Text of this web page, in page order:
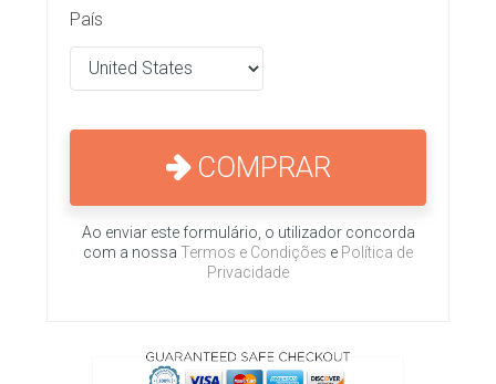
País
COMPRAR
Ao enviar este formulário, o utilizador concorda
com a nossa Termos e Condições e Política de
Privacidade